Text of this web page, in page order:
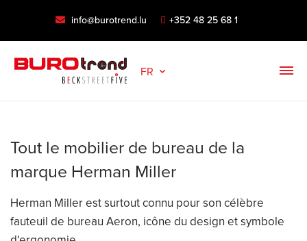
info@burotrend.lu +352 48 25 68 1
FR
Tout le mobilier de bureau de la
marque Herman Miller
Herman Miller est surtout connu pour son célèbre
fauteuil de bureau Aeron, icône du design et symbole